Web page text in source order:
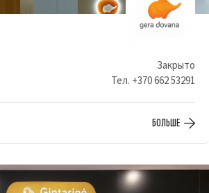
Закрыто
Тел. +370 662 53291
БОЛЬШЕ